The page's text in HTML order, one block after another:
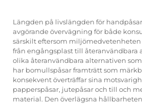
Längden på livslängden för
avgörande övervägning för både
särskilt eftersom
från engångsplast till återanvändbara
olika återanvändbara alternativen
har bomullspåsar framträtt som
konsekvent överträffar sina
papperspåsar, jutepåsar och till och
material. Den överlägsna